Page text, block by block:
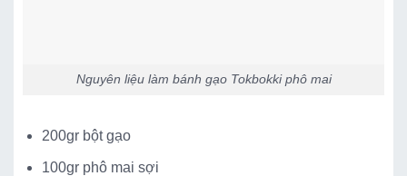
Nguyên liệu làm bánh gạo Tokbokki phô mai
200gr bột gạo
100gr phô mai sợi